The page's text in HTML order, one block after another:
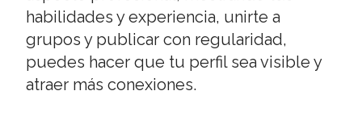
habilidades y experiencia, unirte a
grupos y publicar con regularidad,
puedes hacer que tu perfil sea visible y
atraer más conexiones.